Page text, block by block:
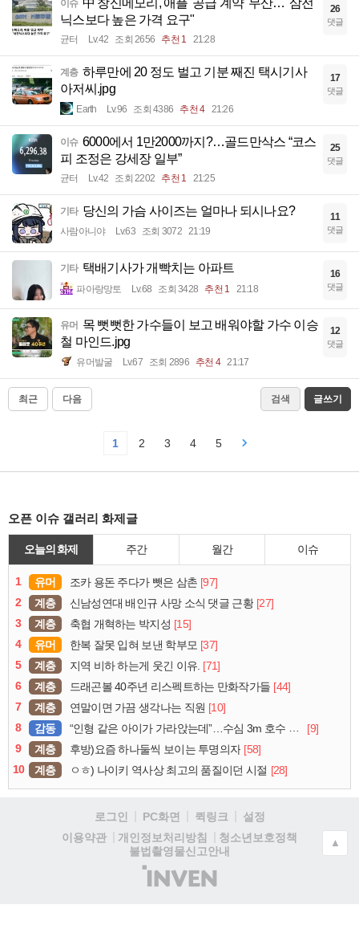
이슈 中 창신메모리, 애플 '공급 계약' 무산…"삼전
닉스보다 높은 가격 요구"
균터 Lv.42 조회 2656 추천 1 21:28
26
댓글
계층 하루만에 20 정도 벌고 기분 째진 택시기사
아저씨.jpg
Earth Lv.96 조회 4386 추천 4 21:26
17
댓글
이슈 6000에서 1만2000까지?…골드만삭스 “코스
피 조정은 강세장 일부”
균터 Lv.42 조회 2202 추천 1 21:25
25
댓글
기타 당신의 가슴 사이즈는 얼마나 되시나요?
사람아니야 Lv.63 조회 3072 21:19
11
댓글
기타 택배기사가 개빡치는 아파트
파아랑망토 Lv.68 조회 3428 추천 1 21:18
16
댓글
유머 목 뻣뻣한 가수들이 보고 배워야할 가수 이승
철 마인드.jpg
유머발굴 Lv.67 조회 2896 추천 4 21:17
12
댓글
최근 다음 검색 글쓰기
1 2 3 4 5
오픈 이슈 갤러리 화제글
오늘의 화제 주간 월간 이슈
1 유머 조카 용돈 주다가 뺏은 삼촌 [97]
2
계층 신남성연대 배인규 사망 소식 댓글 근황 [27]
3
계층 축협 개혁하는 박지성 [15]
4
유머 한복 잘못 입혀 보낸 학부모 [37]
5
계층 지역 비하 하는게 웃긴 이유. [71]
6
계층 드래곤볼 40주년 리스펙트하는 만화작가들 [44]
7
계층 연말이면 가끔 생각나는 직원 [10]
8
감동 “인형 같은 아이가 가라앉는데”…수심 3m 호수 뛰어든 60대 의인
[9]
9
계층 후방)요즘 하나둘씩 보이는 투명의자 [58]
10
계층 ㅇㅎ) 나이키 역사상 최고의 품질이던 시절 [28]
로그인 PC화면 퀵링크
설정
이용약관
개인정보처리방침
청소년보호정책
불법촬영물신고안내
(주)
인
▲